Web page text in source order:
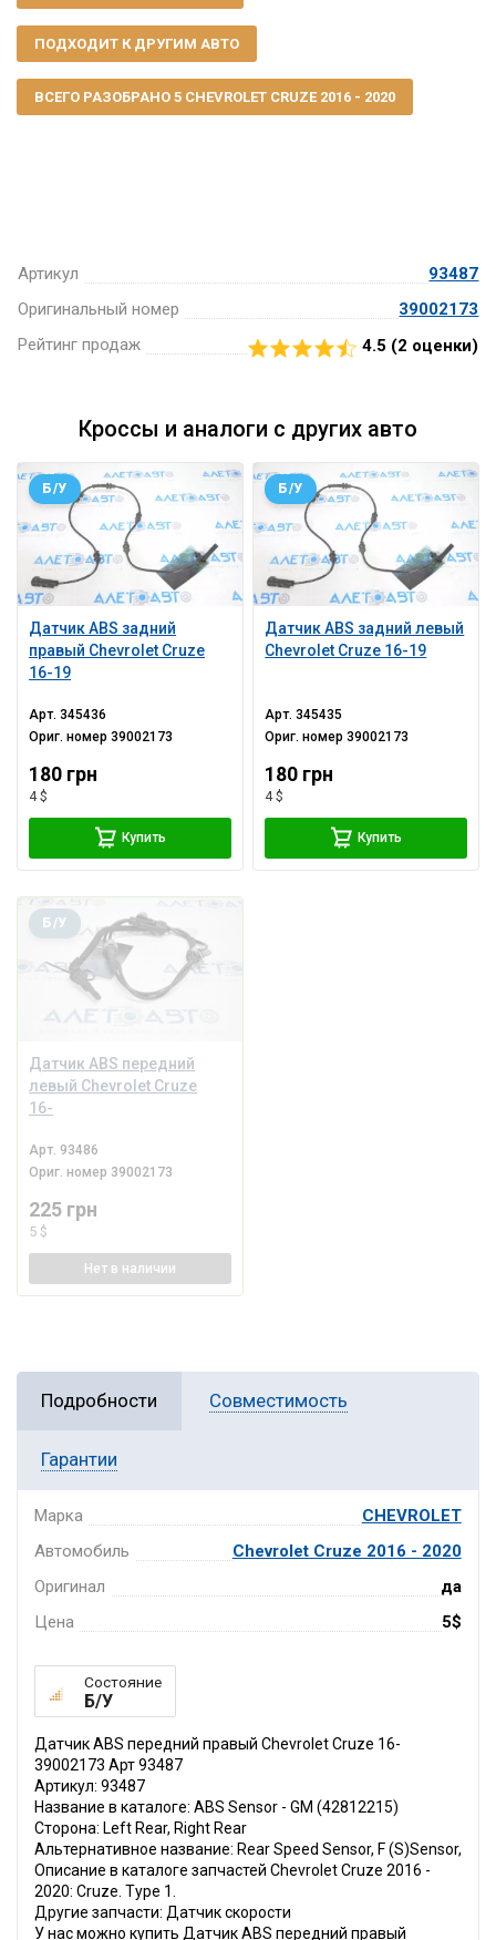
Артикул
93487
Оригинальный номер
39002173
Рейтинг продаж
4.5 (2 оценки)
ПОДХОДИТ К ДРУГИМ АВТО
ВСЕГО РАЗОБРАНО 5 CHEVROLET CRUZE 2016 - 2020
Кроссы и аналоги с других авто
Датчик ABS задний
правый Chevrolet Cruze
16-19
Б/У
Арт.345436
Ориг. номер39002173
180 грн
4 $
Купить
Датчик ABS задний левый
Chevrolet Cruze 16-19
Б/У
Арт.345435
Ориг. номер39002173
180 грн
4 $
Купить
Датчик ABS передний
левый Chevrolet Cruze
16-
Б/У
Арт. 93486
Ориг. номер 39002173
225 грн
5 $
Нет в наличии
Подробности Совместимость
Гарантии
Марка
CHEVROLET
Автомобиль
Chevrolet Cruze 2016 - 2020
Оригинал
да
Цена
5$
Состояние
Б/У
Датчик ABS передний правый Chevrolet Cruze 16-
39002173 Арт 93487
Артикул: 93487
Название в каталоге: ABS Sensor - GM (42812215)
Сторона: Left Rear, Right Rear
Альтернативное название: Rear Speed Sensor, F (S)Sensor,
Описание в каталоге запчастей Chevrolet Cruze 2016 -
2020: Cruze. Type 1.
Другие запчасти: Датчик скорости
У нас можно купить Датчик ABS передний правый